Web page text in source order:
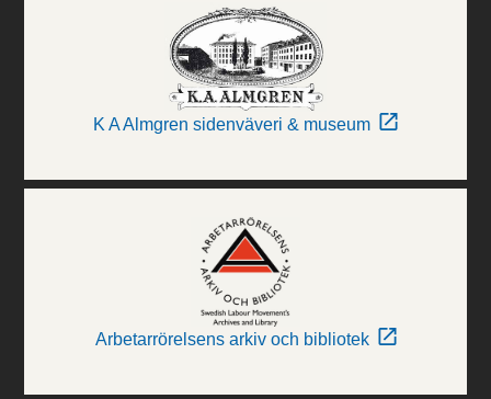
K A Almgren sidenväveri & museum
Arbetarrörelsens arkiv och bibliotek